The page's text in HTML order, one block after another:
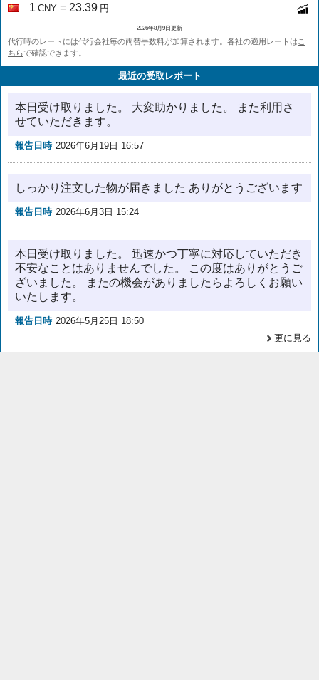
1 CNY = 23.39 円
2026年8月9日更新
代行時のレートには代行会社毎の両替手数料が加算されます。各社の適用レートは こ
ちらで確認できます。
最近の受取レポート
本日受け取りました。 大変助かりました。 また利用さ
せていただきます。
報告日時 2026年6月19日 16:57
しっかり注文した物が届きました ありがとうございます
報告日時 2026年6月3日 15:24
本日受け取りました。 迅速かつ丁寧に対応していただき
不安なことはありませんでした。 この度はありがとうご
ざいました。 またの機会がありましたらよろしくお願い
いたします。
報告日時 2026年5月25日 18:50
更に見る